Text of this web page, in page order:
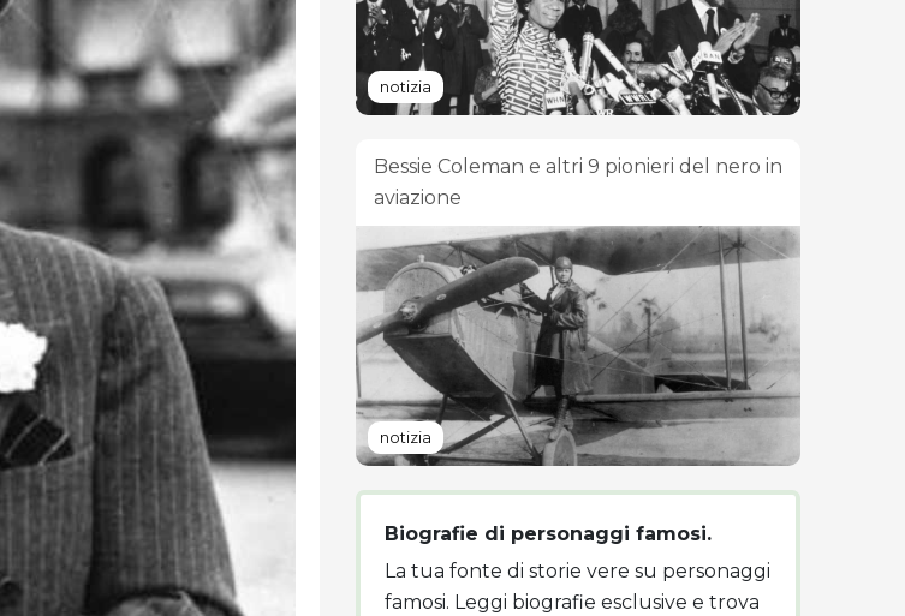
notizia
Bessie Coleman e altri 9 pionieri del nero in
aviazione
notizia
Biografie di personaggi famosi.
La tua fonte di storie vere su personaggi
famosi. Leggi biografie esclusive e trova